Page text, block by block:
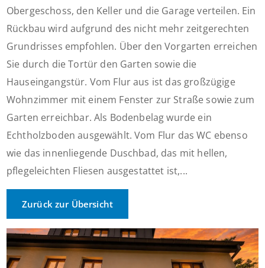
Obergeschoss, den Keller und die Garage verteilen. Ein
Rückbau wird aufgrund des nicht mehr zeitgerechten
Grundrisses empfohlen. Über den Vorgarten erreichen
Sie durch die Tortür den Garten sowie die
Hauseingangstür. Vom Flur aus ist das großzügige
Wohnzimmer mit einem Fenster zur Straße sowie zum
Garten erreichbar. Als Bodenbelag wurde ein
Echtholzboden ausgewählt. Vom Flur das WC ebenso
wie das innenliegende Duschbad, das mit hellen,
pflegeleichten Fliesen ausgestattet ist,...
Zurück zur Übersicht